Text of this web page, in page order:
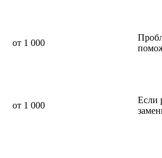
от 1 000
от 1 000
Если